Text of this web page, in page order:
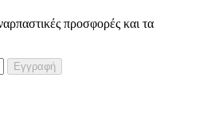
προσφορές και τα
Εγγραφή